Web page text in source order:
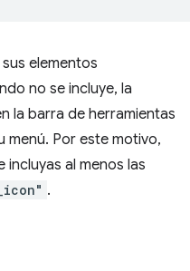
elementos
no se incluye, la
la barra de herramientas
Por este motivo,
al menos las
.